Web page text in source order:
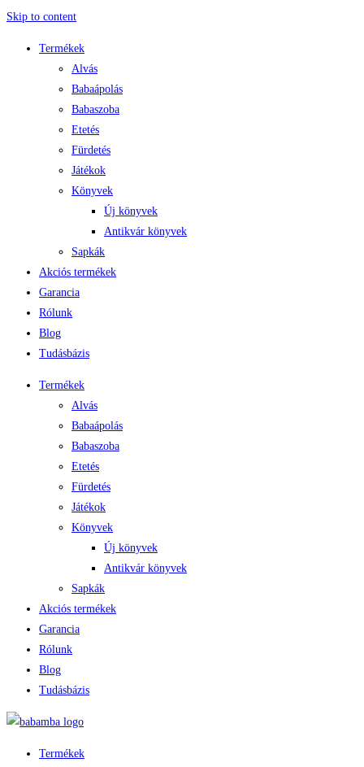
Skip to content
Termékek
Alvás
Babaápolás
Babaszoba
Etetés
Fürdetés
Játékok
Könyvek
Új könyvek
Antikvár könyvek
Sapkák
Akciós termékek
Garancia
Rólunk
Blog
Tudásbázis
Termékek
Alvás
Babaápolás
Babaszoba
Etetés
Fürdetés
Játékok
Könyvek
Új könyvek
Antikvár könyvek
Sapkák
Akciós termékek
Garancia
Rólunk
Blog
Tudásbázis
Termékek